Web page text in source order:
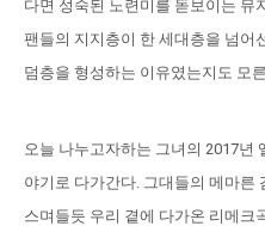
다면 성숙된 노련미를 돋보이는 뮤
팬들의 지지층이 한 세대층을 넘어
덤층을 형성하는 이유였는지도 모
오늘 나누고자하는 그녀의 2017년
야기로 다가간다. 그대들의 메마른
스며들듯 우리 곁에 다가온 리메크